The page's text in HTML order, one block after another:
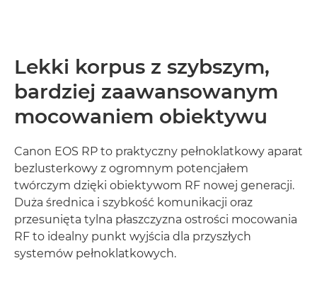
Lekki korpus z szybszym,
bardziej zaawansowanym
mocowaniem obiektywu
Canon EOS RP to praktyczny pełnoklatkowy aparat
bezlusterkowy z ogromnym potencjałem
twórczym dzięki obiektywom RF nowej generacji.
Duża średnica i szybkość komunikacji oraz
przesunięta tylna płaszczyzna ostrości mocowania
RF to idealny punkt wyjścia dla przyszłych
systemów pełnoklatkowych.